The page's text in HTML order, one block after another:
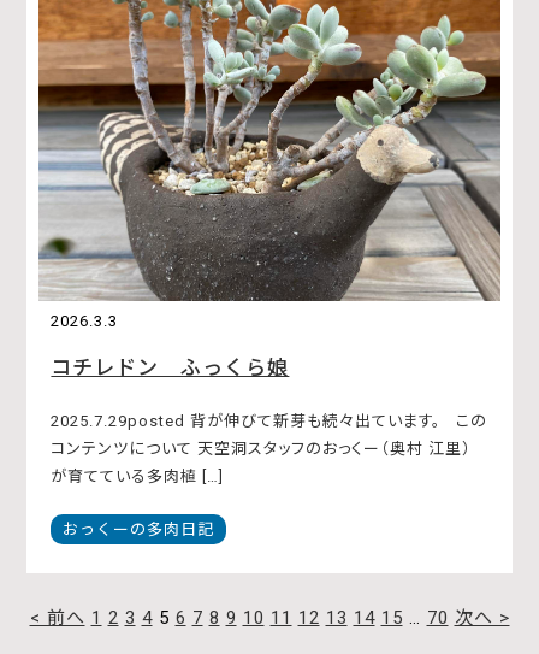
2026.3.3
コチレドン ふっくら娘
2025.7.29posted 背が伸びて新芽も続々出ています。 この
コンテンツについて 天空洞スタッフのおっくー（奥村 江里）
が育てている多肉植 […]
おっくーの多肉日記
過
< 前へ 1 2 3 4 5 6 7 8 9 10 11 12 13 14 15 … 70 次へ >